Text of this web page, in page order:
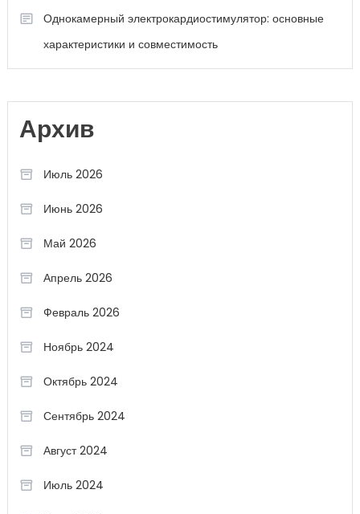
Однокамерный электрокардиостимулятор: основные
характеристики и совместимость
Архив
Июль 2026
Июнь 2026
Май 2026
Апрель 2026
Февраль 2026
Ноябрь 2024
Октябрь 2024
Сентябрь 2024
Август 2024
Июль 2024